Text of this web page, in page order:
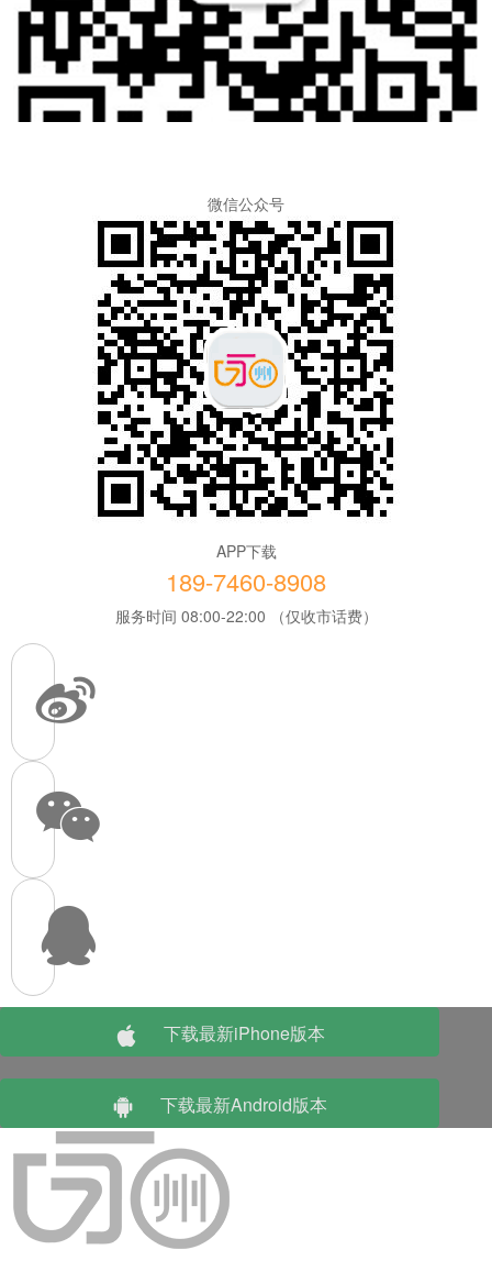
微信公众号
APP下载
189-7460-8908
服务时间 08:00-22:00 （仅收市话费）
下载最新iPhone版本
下载最新Android版本